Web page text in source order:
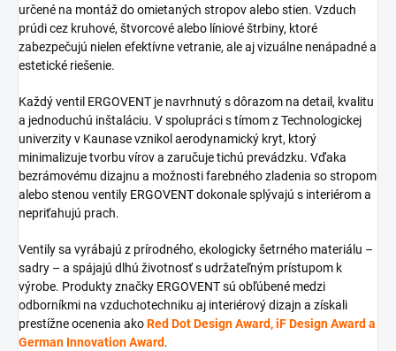
určené na montáž do omietaných stropov alebo stien. Vzduch
prúdi cez kruhové, štvorcové alebo líniové štrbiny, ktoré
zabezpečujú nielen efektívne vetranie, ale aj vizuálne nenápadné a
estetické riešenie.
Každý ventil ERGOVENT je navrhnutý s dôrazom na detail, kvalitu
a jednoduchú inštaláciu. V spolupráci s tímom z Technologickej
univerzity v Kaunase vznikol aerodynamický kryt, ktorý
minimalizuje tvorbu vírov a zaručuje tichú prevádzku. Vďaka
bezrámovému dizajnu a možnosti farebného zladenia so stropom
alebo stenou ventily ERGOVENT dokonale splývajú s interiérom a
nepriťahujú prach.
Ventily sa vyrábajú z prírodného, ekologicky šetrného materiálu –
sadry – a spájajú dlhú životnosť s udržateľným prístupom k
výrobe. Produkty značky ERGOVENT sú obľúbené medzi
odborníkmi na vzduchotechniku aj interiérový dizajn a získali
prestížne ocenenia akoRed Dot Design Award, iF Design Award a
German Innovation Award.